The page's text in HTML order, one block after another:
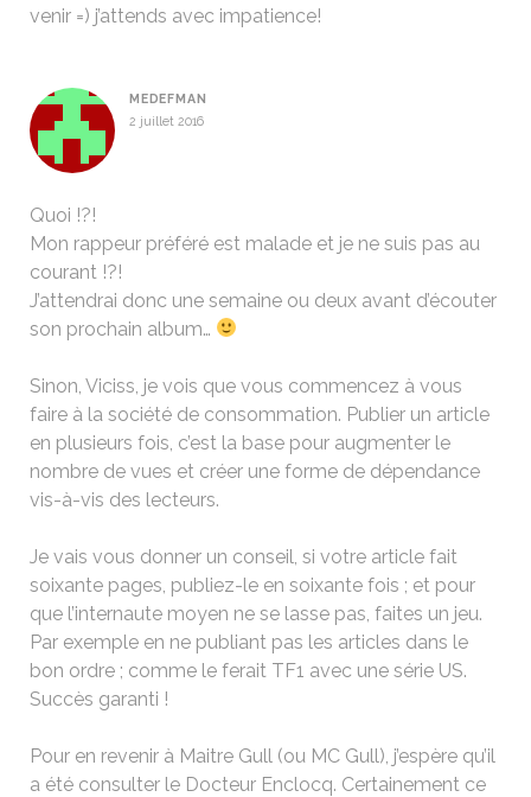
venir =) j’attends avec impatience!
MEDEFMAN
2 juillet 2016
Quoi !?!
Mon rappeur préféré est malade et je ne suis pas au
courant !?!
J’attendrai donc une semaine ou deux avant d’écouter
son prochain album…
Sinon, Viciss, je vois que vous commencez à vous
faire à la société de consommation. Publier un article
en plusieurs fois, c’est la base pour augmenter le
nombre de vues et créer une forme de dépendance
vis-à-vis des lecteurs.
Je vais vous donner un conseil, si votre article fait
soixante pages, publiez-le en soixante fois ; et pour
que l’internaute moyen ne se lasse pas, faites un jeu.
Par exemple en ne publiant pas les articles dans le
bon ordre ; comme le ferait TF1 avec une série US.
Succès garanti !
Pour en revenir à Maitre Gull (ou MC Gull), j’espère qu’il
a été consulter le Docteur Enclocq. Certainement ce